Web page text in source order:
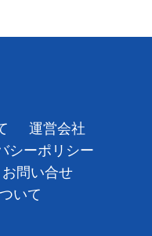
運営会社
シーポリシー
お問い合せ
いて